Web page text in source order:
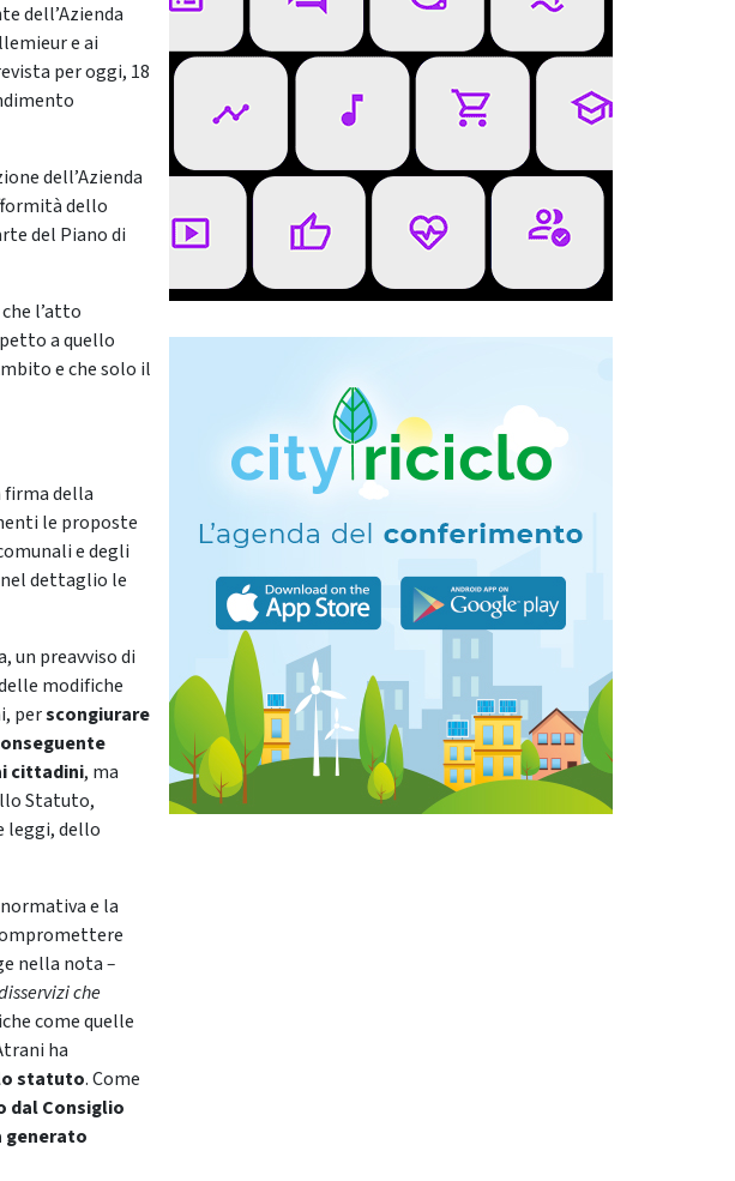
dell’Azienda
e ai
per oggi, 18
dell’Azienda
dello
del Piano di
l’atto
a quello
e che solo il
firma della
le proposte
e degli
dettaglio le
un preavviso di
modifiche
perscongiurare
cittadini, ma
Statuto,
leggi, dello
e la
nella nota–
che
come quelle
ha
statuto. Come
dal Consiglio
generato